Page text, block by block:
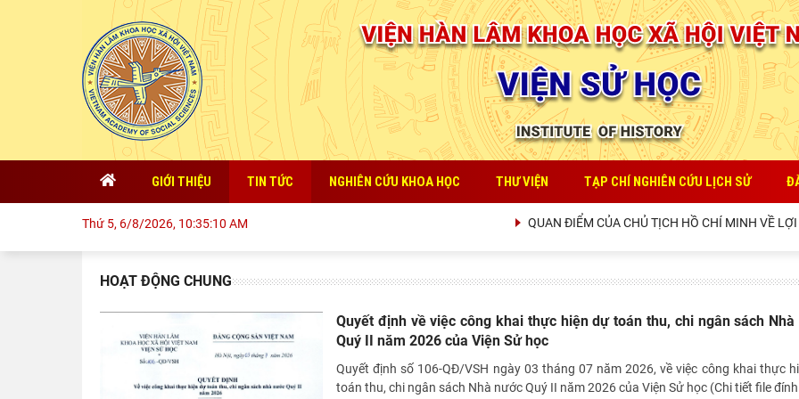
GIỚI THIỆU TIN TỨC NGHIÊN CỨU KHOA HỌC THƯ VIỆN TẠP CHÍ NGHIÊN CỨU LỊCH SỬ
Thứ 5, 6/8/2026, 10:35:10 AM QUAN ĐIỂM CỦA CHỦ TỊCH HỒ CHÍ MINH VỀ LỢI
HOẠT ĐỘNG CHUNG
Quyết định về việc công khai thực hiện dự toán thu, chi ngân sách Nhà
Quý II năm 2026 của Viện Sử học
Quyết định số 106-QĐ/VSH ngày 03 tháng 07 năm 2026, về việc công khai thực
toán thu, chi ngân sách Nhà nước Quý II năm 2026 của Viện Sử học (Chi tiết file